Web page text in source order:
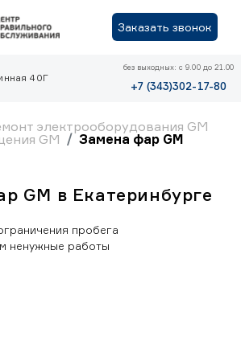
Заказать звонок
40Г
без выходных: с 9.00 до 21.00
+7 (343)302-17-80
электрооборудования GM
GM
Замена фар GM
GM в Екатеринбурге
пробега
ненужные работы